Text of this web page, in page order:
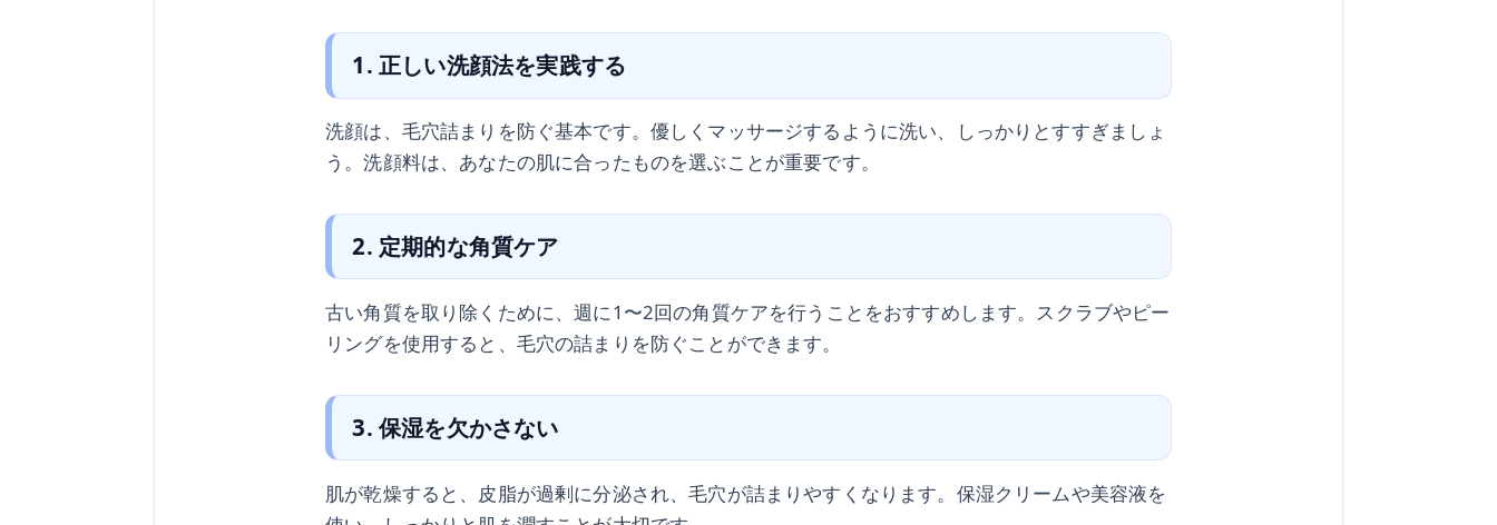
1. 正しい洗顔法を実践する
洗顔は、毛穴詰まりを防ぐ基本です。優しくマッサージするように洗い、しっかりとすすぎましょ
う。洗顔料は、あなたの肌に合ったものを選ぶことが重要です。
2. 定期的な角質ケア
古い角質を取り除くために、週に1〜2回の角質ケアを行うことをおすすめします。スクラブやピー
リングを使用すると、毛穴の詰まりを防ぐことができます。
3. 保湿を欠かさない
肌が乾燥すると、皮脂が過剰に分泌され、毛穴が詰まりやすくなります。保湿クリームや美容液を